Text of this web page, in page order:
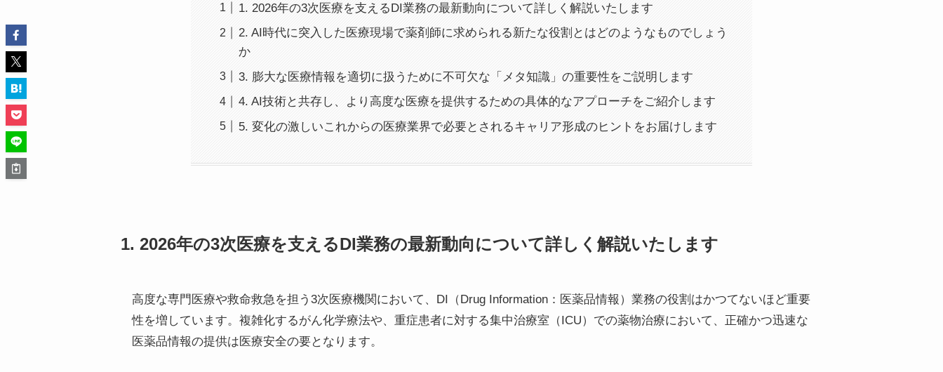
1. 2026年の3次医療を支えるDI業務の最新動向について詳しく解説いたします
2. AI時代に突入した医療現場で薬剤師に求められる新たな役割とはどのようなものでしょう
か
3. 膨大な医療情報を適切に扱うために不可欠な「メタ知識」の重要性をご説明します
4. AI技術と共存し、より高度な医療を提供するための具体的なアプローチをご紹介します
5. 変化の激しいこれからの医療業界で必要とされるキャリア形成のヒントをお届けします
1. 2026年の3次医療を支えるDI業務の最新動向について詳しく解説いたします
高度な専門医療や救命救急を担う3次医療機関において、DI（Drug Information：医薬品情報）業務の役割はかつてないほど重要
性を増しています。複雑化するがん化学療法や、重症患者に対する集中治療室（ICU）での薬物治療において、正確かつ迅速な
医薬品情報の提供は医療安全の要となります。